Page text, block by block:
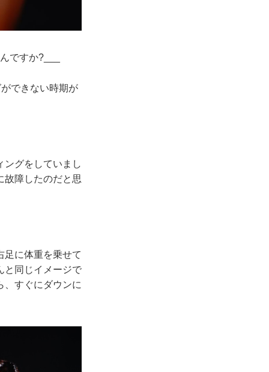
ですか?___
できない時期が
グをしていまし
故障したのだと思
に体重を乗せて
と同じイメージで
、すぐにダウンに